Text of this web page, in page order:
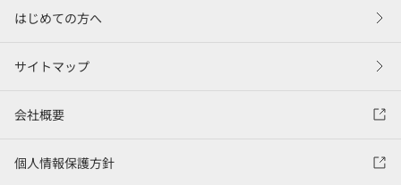
はじめての方へ
サイトマップ
会社概要
個人情報保護方針